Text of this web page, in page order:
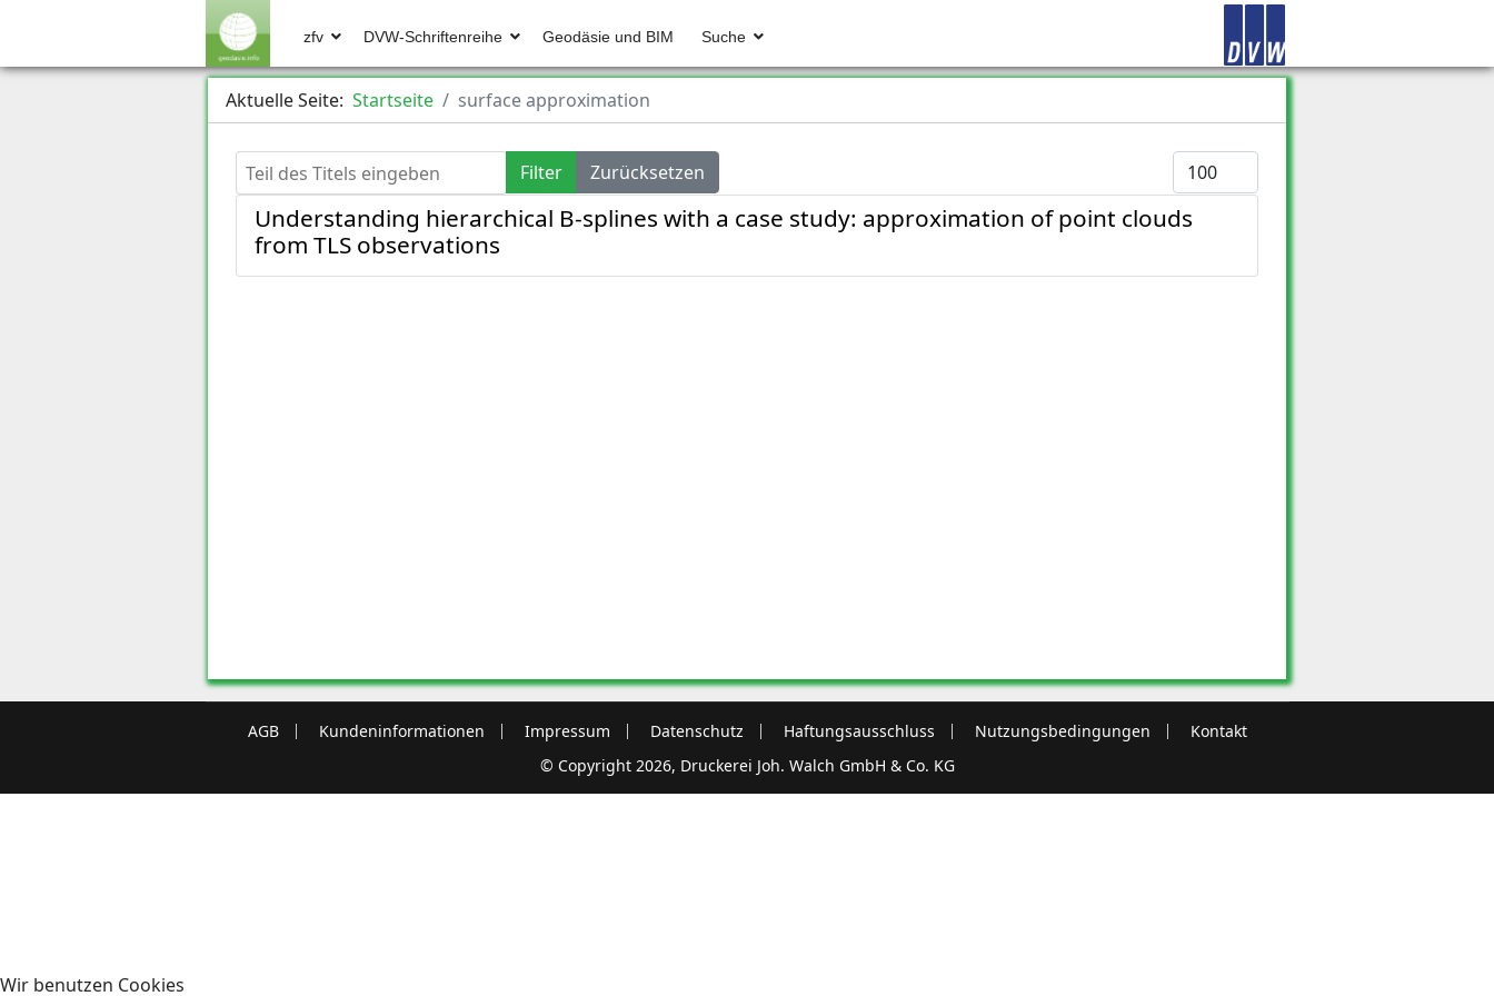
zfv DVW-Schriftenreihe Geodäsie und BIM Suche
Aktuelle Seite: Startseite surface approximation
Teil des Titels eingeben Filter Zurücksetzen Anzeige #
Understanding hierarchical B-splines with a case study: approximation of point clouds
from TLS observations
AGB Kundeninformationen Impressum Datenschutz Haftungsausschluss Nutzungsbedingungen
Kontakt
© Copyright 2026, Druckerei Joh. Walch GmbH & Co. KG
Wir benutzen Cookies